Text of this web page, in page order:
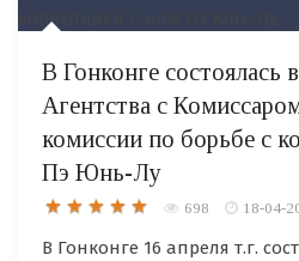
В Гонконге состоялась
Агентства с
комиссии по борьбе с
Пэ Юнь-Лу
698 18-04-
В Гонконге 16 апреля т.г.